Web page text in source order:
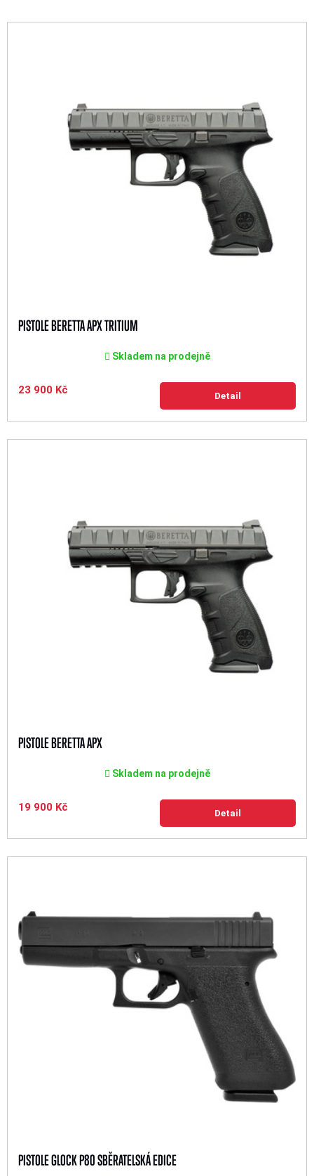
PISTOLE BERETTA APX TRITIUM
Skladem na prodejně
23 900 Kč Detail
PISTOLE BERETTA APX
Skladem na prodejně
19 900 Kč Detail
PISTOLE GLOCK P80 SBĚRATELSKÁ EDICE